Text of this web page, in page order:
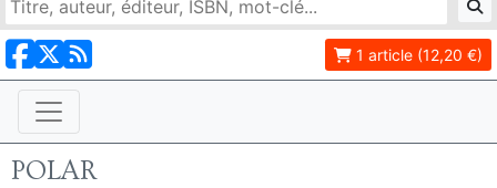
1 article (12,20 €)
POLAR